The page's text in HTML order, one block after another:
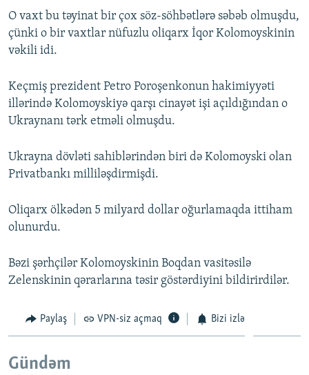
O vaxt bu təyinat bir çox söz-söhbətlərə səbəb olmuşdu,
çünki o bir vaxtlar nüfuzlu oliqarx İqor Kolomoyskinin
vəkili idi.
Keçmiş prezident Petro Poroşenkonun hakimiyyəti
illərində Kolomoyskiyə qarşı cinayət işi açıldığından o
Ukraynanı tərk etməli olmuşdu.
Ukrayna dövləti sahiblərindən biri də Kolomoyski olan
Privatbankı milliləşdirmişdi.
Oliqarx ölkədən 5 milyard dollar oğurlamaqda ittiham
olunurdu.
Bəzi şərhçilər Kolomoyskinin Boqdan vasitəsilə
Zelenskinin qərarlarına təsir göstərdiyini bildirirdilər.
Paylaş VPN-siz açmaq Bizi izlə
Gündəm